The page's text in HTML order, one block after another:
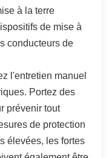
à la terre
de mise à
conducteurs de
l'entretien manuel
Portez des
prévenir tout
de protection
élevées, les fortes